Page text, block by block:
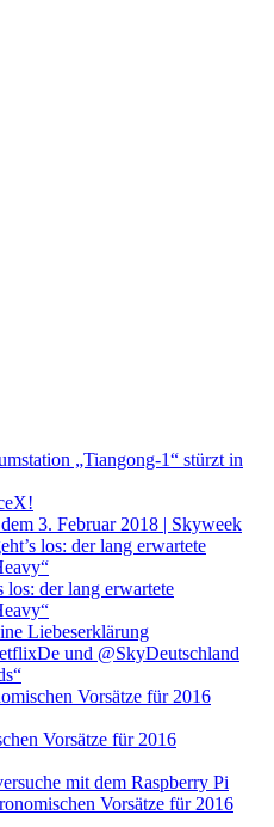
„Tiangong-1“ stürzt in
3. Februar 2018 | Skyweek
los: der lang erwartete
los: der lang erwartete
Liebeserklärung
und @SkyDeutschland
Vorsätze für 2016
Vorsätze für 2016
mit dem Raspberry Pi
Vorsätze für 2016